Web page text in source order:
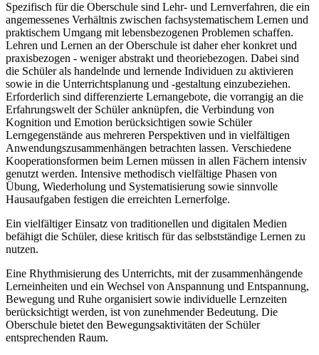
Spezifisch für die Oberschule sind Lehr- und Lernverfahren, die ein
angemessenes Verhältnis zwischen fachsystematischem Lernen und
praktischem Umgang mit lebensbezogenen Problemen schaffen.
Lehren und Lernen an der Oberschule ist daher eher konkret und
praxisbezogen - weniger abstrakt und theoriebezogen. Dabei sind
die Schüler als handelnde und lernende Individuen zu aktivieren
sowie in die Unterrichtsplanung und -gestaltung einzubeziehen.
Erforderlich sind differenzierte Lernangebote, die vorrangig an die
Erfahrungswelt der Schüler anknüpfen, die Verbindung von
Kognition und Emotion berücksichtigen sowie Schüler
Lerngegenstände aus mehreren Perspektiven und in vielfältigen
Anwendungszusammenhängen betrachten lassen. Verschiedene
Kooperationsformen beim Lernen müssen in allen Fächern intensiv
genutzt werden. Intensive methodisch vielfältige Phasen von
Übung, Wiederholung und Systematisierung sowie sinnvolle
Hausaufgaben festigen die erreichten Lernerfolge.
Ein vielfältiger Einsatz von traditionellen und digitalen Medien
befähigt die Schüler, diese kritisch für das selbstständige Lernen zu
nutzen.
Eine Rhythmisierung des Unterrichts, mit der zusammenhängende
Lerneinheiten und ein Wechsel von Anspannung und Entspannung,
Bewegung und Ruhe organisiert sowie individuelle Lernzeiten
berücksichtigt werden, ist von zunehmender Bedeutung. Die
Oberschule bietet den Bewegungsaktivitäten der Schüler
entsprechenden Raum.